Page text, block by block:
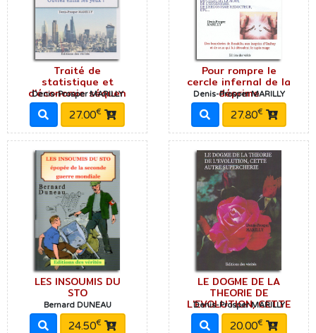
Traité de
statistique et
d'économie séquen
Denis-Prosper MARILLY
27.00€
Pour rompre le
cercle infernal de la
déprime
Denis-Prosper MARILLY
27.80€
LES INSOUMIS DU
STO
Bernard DUNEAU
24.50€
LE DOGME DE LA
THEORIE DE
L'EVOLUTION, CETTE
Denis-Prosper MARILLY
20.00€